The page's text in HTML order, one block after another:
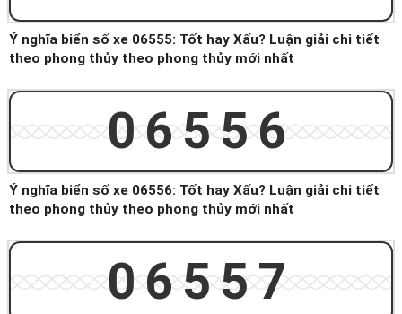
Ý nghĩa biển số xe 06555: Tốt hay Xấu? Luận giải chi tiết
theo phong thủy theo phong thủy mới nhất
06556
Ý nghĩa biển số xe 06556: Tốt hay Xấu? Luận giải chi tiết
theo phong thủy theo phong thủy mới nhất
06557